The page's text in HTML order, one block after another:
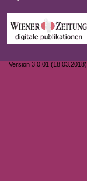
Version 3.0.01 (18.03.2018)